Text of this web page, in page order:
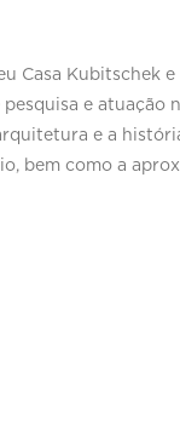
Casa Kubitschek
e
e a
bem como a